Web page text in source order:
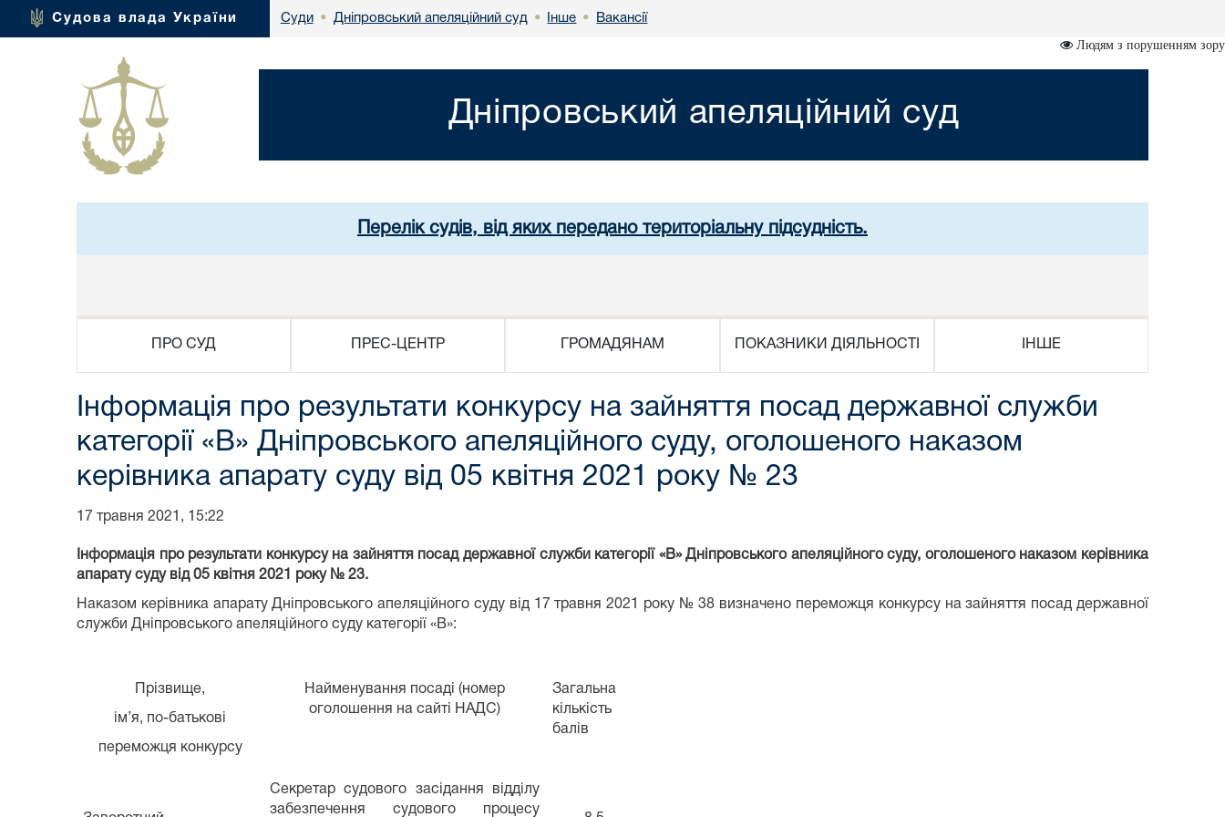
Судова влада України Суди • Дніпровський апеляційний суд • Інше • Вакансії
Людям з порушенням зору
Дніпровський апеляційний суд
Перелік судів, від яких передано територіальну підсудність.
ПРО СУД ПРЕС-ЦЕНТР ГРОМАДЯНАМ ПОКАЗНИКИ ДІЯЛЬНОСТІ ІНШЕ
Інформація про результати конкурсу на зайняття посад державної служби
категорії «В» Дніпровського апеляційного суду, оголошеного наказом
керівника апарату суду від 05 квітня 2021 року № 23
17 травня 2021, 15:22
Інформація про результати конкурсу на зайняття посад державної служби категорії «В» Дніпровського апеляційного суду, оголошеного наказом керівника
апарату суду від 05 квітня 2021 року № 23.
Наказом керівника апарату Дніпровського апеляційного суду від 17 травня 2021 року № 38 визначено переможця конкурсу на зайняття посад державної
служби Дніпровського апеляційного суду категорії «В»:
Прізвище,
ім’я, по-батькові
переможця конкурсу
Найменування посаді (номер
оголошення на сайті НАДС)
Загальна
кількість
балів
Секретар судового засідання відділу
забезпечення судового процесу